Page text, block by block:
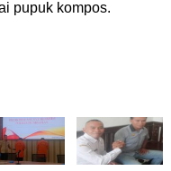
pupuk kompos.